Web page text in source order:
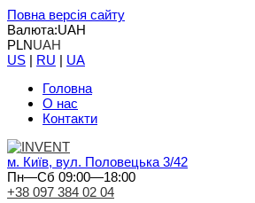
Повна версія сайту
Валюта:UAH
PLNUAH
US | RU | UA
Головна
О нас
Контакти
м. Київ, вул. Половецька 3/42
Пн—Сб 09:00—18:00
+38 097 384 02 04